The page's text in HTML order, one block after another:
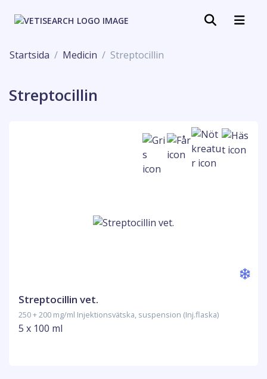
Startsida Medicin Streptocillin
Streptocillin
Streptocillin vet.
250 + 200 mg/ml Injektionsvätska, suspension (Inj.flaska)
5 x 100 ml